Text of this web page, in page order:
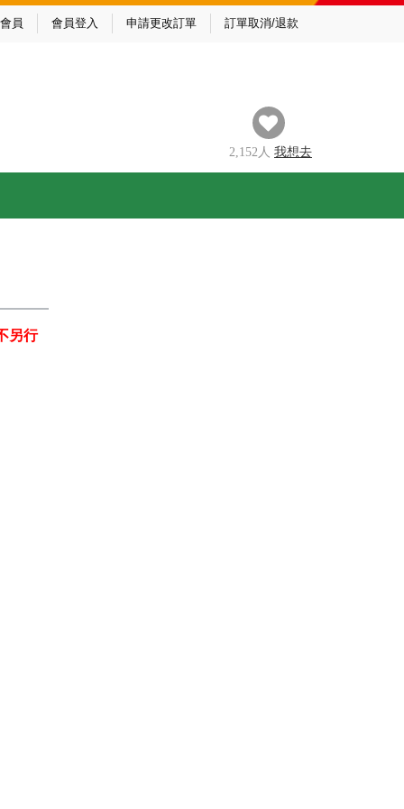
員 會員登入 申請更改訂單 訂單取消/退款
2,152人 我想去
另行